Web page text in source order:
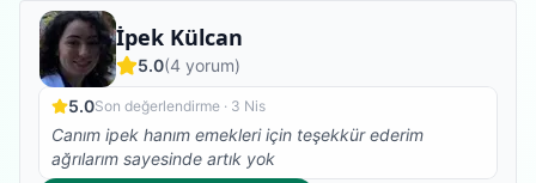
İpek Külcan
Fizyoterapist
5.0(4 yorum)
5.0Son değerlendirme · 3 Nis
Canım ipek hanım emekleri için teşekkür ederim
ağrılarım sayesinde artık yok